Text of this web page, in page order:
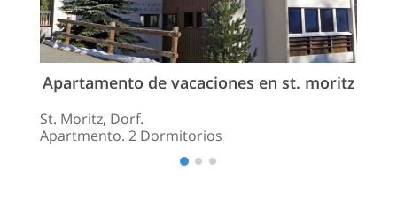
Apartamento de vacaciones en st. moritz
St. Moritz, Dorf.
Apartmento. 2 Dormitorios